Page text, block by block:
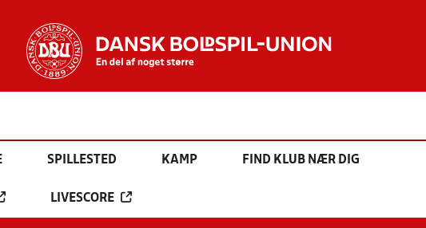
SPILLESTED KAMP FIND KLUB NÆR DIG
LIVESCORE